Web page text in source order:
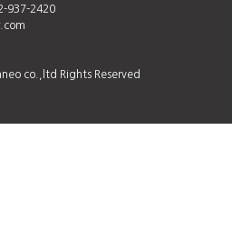
937-2420
co.,ltd Rights Reserved